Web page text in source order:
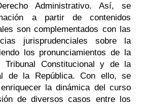
Administrativo. Así, se
a partir de contenidos
son complementados con las
jurisprudenciales sobre la
los pronunciamientos de la
Tribunal Constitucional y de la
de la República. Con ello, se
la dinámica del curso
de diversos casos entre los